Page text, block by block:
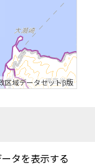
区域データセットβ版
タを表示する